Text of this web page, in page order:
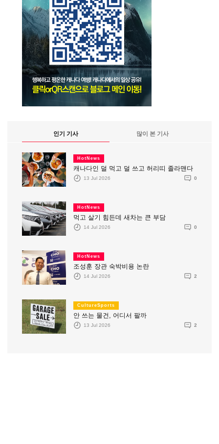
인기 기사 많이 본 기사
HotNews
캐나다인 덜 먹고 덜 쓰고 허리띠 졸라맨다
13 Jul 2026 0
HotNews
먹고 살기 힘든데 새차는 큰 부담
14 Jul 2026 0
HotNews
조성훈 장관 숙박비용 논란
14 Jul 2026 2
CultureSports
안 쓰는 물건, 어디서 팔까
13 Jul 2026 2